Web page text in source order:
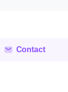
Contact